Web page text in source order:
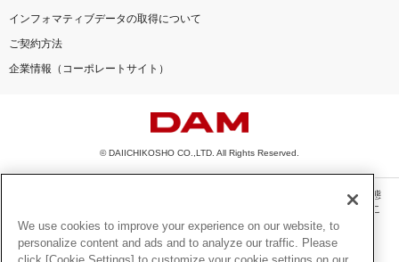
インフォマティブデータの取得について
ご契約方法
企業情報（コーポレートサイト）
© DAIICHIKOSHO CO.,LTD. All Rights Reserved.
このサイトに掲載されている一切の文章・画像・写真・動画・音声等を、手段や形態
を問わず、著作権法の定める範囲を超えて無断で複製、転載、ファイル化などするこ
とを禁じます。
楽曲及びコンテンツは、機種によりご利用いただけない場合があります。
We use cookies to improve your experience on our website, to
personalize content and ads and to analyze our traffic. Please